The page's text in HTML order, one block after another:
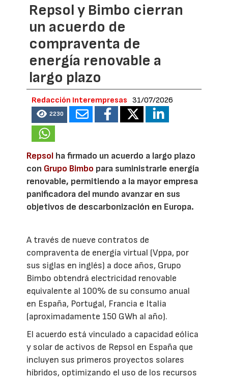
Repsol y Bimbo cierran
un acuerdo de
compraventa de
energía renovable a
largo plazo
Redacción Interempresas 31/07/2026
2230
Repsol ha firmado un acuerdo a largo plazo
con Grupo Bimbo para suministrarle energía
renovable, permitiendo a la mayor empresa
panificadora del mundo avanzar en sus
objetivos de descarbonización en Europa.
A través de nueve contratos de
compraventa de energía virtual (Vppa, por
sus siglas en inglés) a doce años, Grupo
Bimbo obtendrá electricidad renovable
equivalente al 100% de su consumo anual
en España, Portugal, Francia e Italia
(aproximadamente 150 GWh al año).
El acuerdo está vinculado a capacidad eólica
y solar de activos de Repsol en España que
incluyen sus primeros proyectos solares
híbridos, optimizando el uso de los recursos